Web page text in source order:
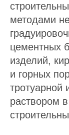
методами
цементных
изделий,
и горных
тротуарной
раствором